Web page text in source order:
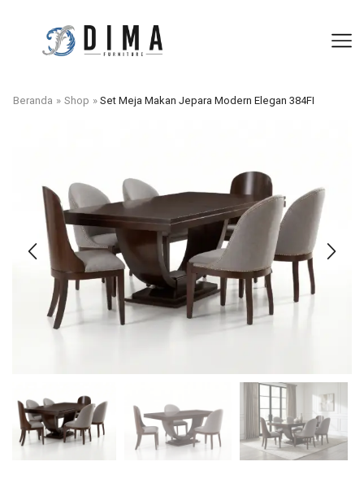
Beranda » Shop » Set Meja Makan Jepara Modern Elegan 384FI